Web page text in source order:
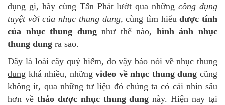
dụng gì, hãy cùng Tấn Phát lướt qua nhữngcông dụng
tuyệt vời của nhục thung dung, cùng tìm hiểudược tính
của nhục thung dungnhư thế nào, hình ảnh nhục
thung dung ra sao.
Đây là loài cây quý hiếm, do vậy báo nói về nhục thung
dung khá nhiều, nhữngvideo về nhục thung dung cũng
không ít, qua những tư liệu đó chúng ta có cái nhìn sâu
hơn về thảo dược nhục thung dung này. Hiện nay tại